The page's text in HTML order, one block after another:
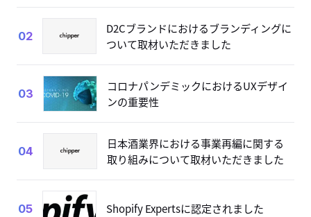
02
D2Cブランドにおけるブランディングに
ついて取材いただきました
03
コロナパンデミックにおけるUXデザイ
ンの重要性
04
日本酒業界における事業再編に関する
取り組みについて取材いただきました
05 Shopify Expertsに認定されました